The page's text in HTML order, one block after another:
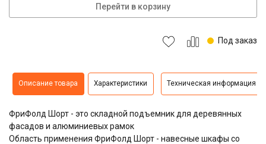
Перейти в корзину
Под заказ
Описание товара Характеристики Техническая информация
ФриФолд Шорт - это складной подъемник для деревянных
фасадов и алюминиевых рамок
Область применения ФриФолд Шорт - навесные шкафы со